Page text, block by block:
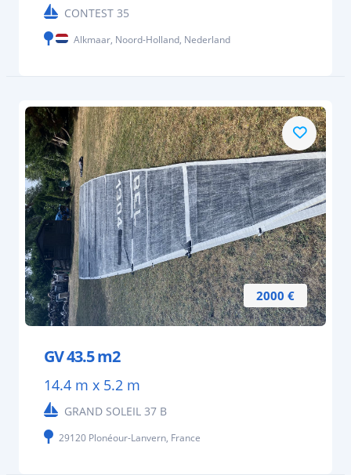
CONTEST 35
Alkmaar, Noord-Holland, Nederland
2000 €
GV 43.5 m2
14.4 m x 5.2 m
GRAND SOLEIL 37 B
29120 Plonéour-Lanvern, France